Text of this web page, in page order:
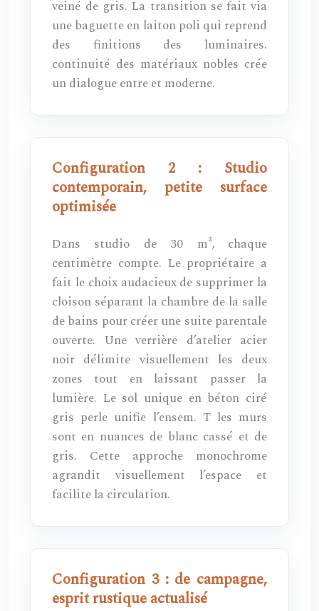
veiné de gris. La transition se fait via
une baguette en laiton poli qui reprend
des finitions des luminaires.
continuité des matériaux nobles crée
un dialogue entre et moderne.
Configuration 2 : Studio
contemporain, petite surface
optimisée
Dans studio de 30 m², chaque
centimètre compte. Le propriétaire a
fait le choix audacieux de supprimer la
cloison séparant la chambre de la salle
de bains pour créer une suite parentale
ouverte. Une verrière d’atelier acier
noir délimite visuellement les deux
zones tout en laissant passer la
lumière. Le sol unique en béton ciré
gris perle unifie l’ensem. T les murs
sont en nuances de blanc cassé et de
gris. Cette approche monochrome
agrandit visuellement l’espace et
facilite la circulation.
Configuration 3 : de campagne,
esprit rustique actualisé